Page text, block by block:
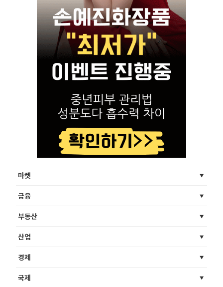
마켓
금융
부동산
산업
경제
국제